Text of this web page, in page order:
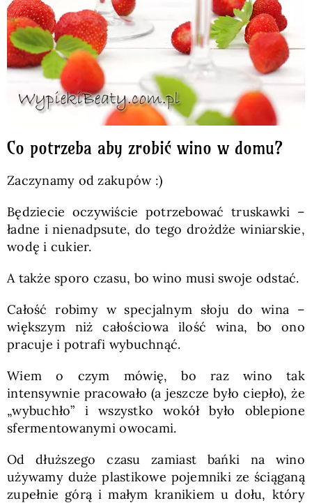
Co potrzeba aby zrobić wino w domu?
Zaczynamy od zakupów :)
Będziecie oczywiście potrzebować truskawki –
ładne i nienadpsute, do tego drożdże winiarskie,
wodę i cukier.
A także sporo czasu, bo wino musi swoje odstać.
Całość robimy w specjalnym słoju do wina –
większym niż całościowa ilość wina, bo ono
pracuje i potrafi wybuchnąć.
Wiem o czym mówię, bo raz wino tak
intensywnie pracowało (a jeszcze było ciepło), że
„wybuchło” i wszystko wokół było oblepione
sfermentowanymi owocami.
Od dłuższego czasu zamiast bańki na wino
używamy duże plastikowe pojemniki ze ściąganą
zupełnie górą i małym kranikiem u dołu, który